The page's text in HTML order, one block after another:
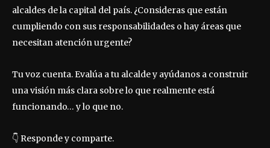
alcaldes de la capital del país. ¿Consideras que están
cumpliendo con sus responsabilidades o hay áreas que
necesitan atención urgente?
Tu voz cuenta. Evalúa a tu alcalde y ayúdanos a construir
una visión más clara sobre lo que realmente está
funcionando… y lo que no.
👇 Responde y comparte.